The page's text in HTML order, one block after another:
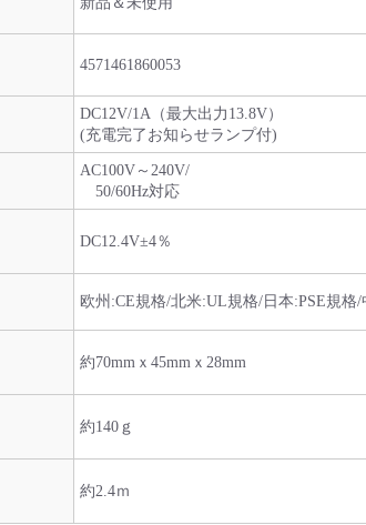
4571461860053
DC12V/1A（最大出力13.8V）
(充電完了お知らせランプ付)
AC100V～240V/
50/60Hz対応
DC12.4V±4％
欧州:CE規格/北米:UL規格/日本:PSE規格
約70mmｘ45mmｘ28mm
約140ｇ
約2.4ｍ